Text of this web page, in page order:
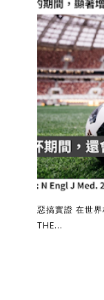
惡搞實證 在世
THE...